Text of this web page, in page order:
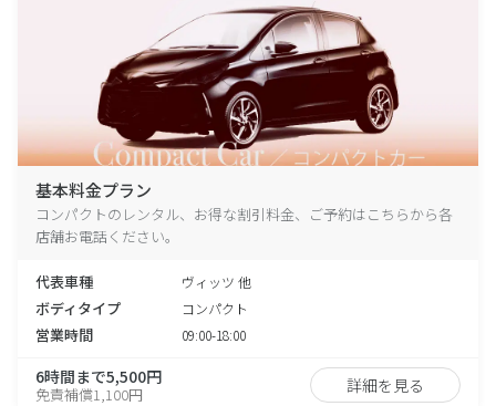
基本料金プラン
コンパクトのレンタル、お得な割引料金、ご予約はこちらから各
店舗お電話ください。
代表車種 ヴィッツ 他
ボディタイプ コンパクト
営業時間 09:00-18:00
6時間まで5,500円
免責補償1,100円 詳細を見る